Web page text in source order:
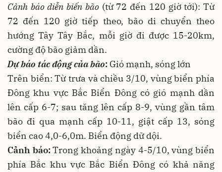
Cảnh báo diễn biến bão(từ 72 đến 120 giờ tới): Từ
72 đến 120 giờ tiếp theo, bão di chuyển theo
hướng Tây Tây Bắc, mỗi giờ đi được 15-20km,
cường độ bão giảm dần.
Dự báo tác động của bão: Gió mạnh, sóng lớn
Trên biển: Từ trưa và chiều 3/10, vùng biển phía
Đông khu vực Bắc Biển Đông có gió mạnh dần
lên cấp 6-7; sau tăng lên cấp 8-9, vùng gần tâm
bão đi qua mạnh cấp 10-11, giật cấp 13, sóng
biển cao 4,0-6,0m. Biển động dữ dội.
Cảnh báo:Trong khoảng ngày 4-5/10, vùng biển
phía Bắc khu vực Bắc Biển Đông có khả năng